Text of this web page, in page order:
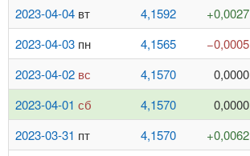
2023-04-04 вт 4,1592 +0,0027
2023-04-03 пн 4,1565 −0,0005
2023-04-02 вс 4,1570 0,0000
2023-04-01 сб 4,1570 0,0000
2023-03-31 пт 4,1570 +0,0062